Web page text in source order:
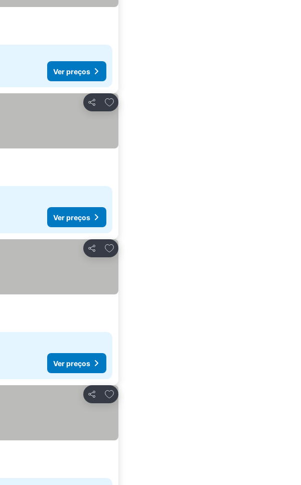
Ver preços
Partilhar
Adicionar aos favoritos
Ver preços
Partilhar
Adicionar aos favoritos
Ver preços
Partilhar
Adicionar aos favoritos